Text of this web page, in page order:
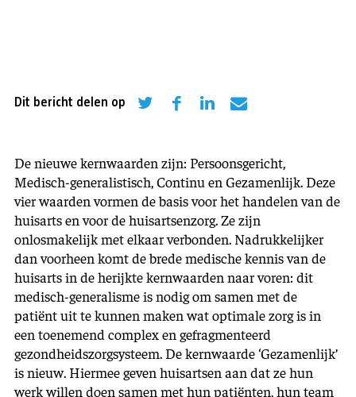
Dit bericht delen op
De nieuwe kernwaarden zijn: Persoonsgericht,
Medisch-generalistisch, Continu en Gezamenlijk. Deze
vier waarden vormen de basis voor het handelen van de
huisarts en voor de huisartsenzorg. Ze zijn
onlosmakelijk met elkaar verbonden. Nadrukkelijker
dan voorheen komt de brede medische kennis van de
huisarts in de herijkte kernwaarden naar voren: dit
medisch-generalisme is nodig om samen met de
patiënt uit te kunnen maken wat optimale zorg is in
een toenemend complex en gefragmenteerd
gezondheidszorgsysteem. De kernwaarde ‘Gezamenlijk’
is nieuw. Hiermee geven huisartsen aan dat ze hun
werk willen doen samen met hun patiënten, hun team